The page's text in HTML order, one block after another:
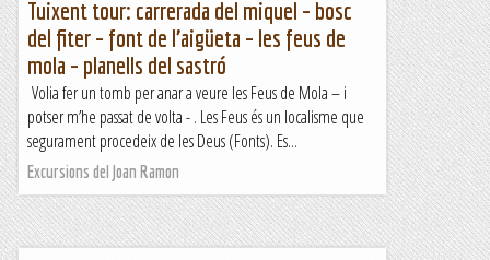
Tuixent tour: carrerada del miquel – bosc
del fiter – font de l’aigüeta – les feus de
mola – planells del sastró
Volia fer un tomb per anar a veure les Feus de Mola – i
potser m’he passat de volta - . Les Feus és un localisme que
segurament procedeix de les Deus (Fonts). Es...
Excursions del Joan Ramon